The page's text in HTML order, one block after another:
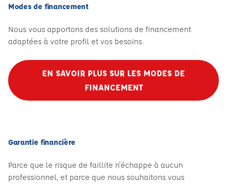
Modes de financement
Nous vous apportons des solutions de financement
adaptées à votre profil et vos besoins.
EN SAVOIR PLUS SUR LES MODES DE
FINANCEMENT
Garantie financière
Parce que le risque de faillite n'échappe à aucun
professionnel, et parce que nous souhaitons vous